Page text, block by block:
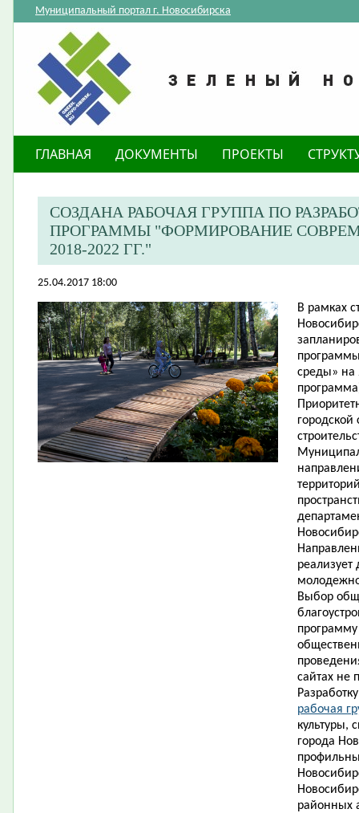
Муниципальный портал г. Новосибирска
ГЛАВНАЯ ДОКУМЕНТЫ ПРОЕКТЫ
СОЗДАНА РАБОЧАЯ ГРУППА ПО
ПРОГРАММЫ "ФОРМИРОВАНИЕ
2018-2022 ГГ."
25.04.2017 18:00
В рамках
среды» на
реализует
Выбор
программу
сайтах не
рабочая
культуры,
города
районных